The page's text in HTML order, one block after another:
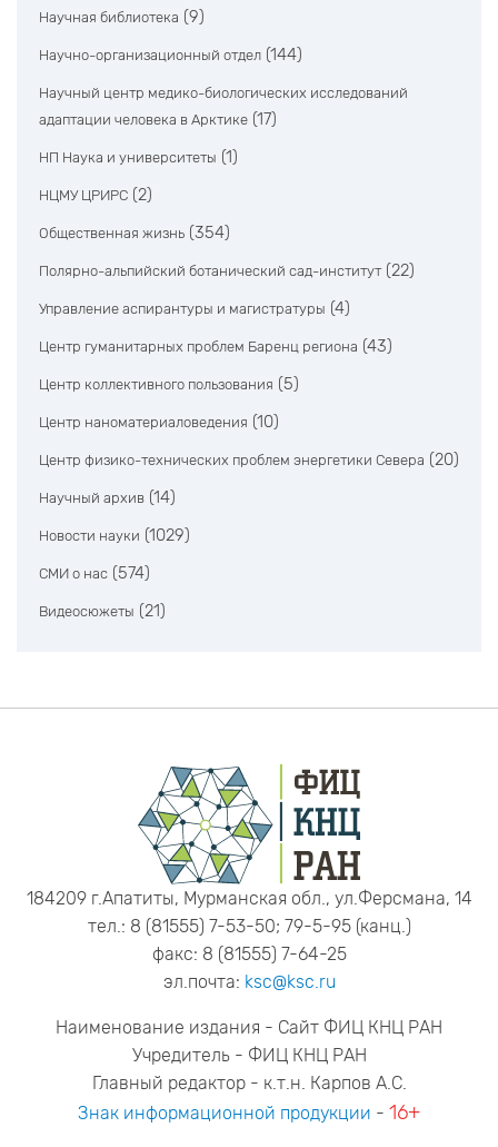
Научная библиотека (9)
Научно-организационный отдел (144)
Научный центр медико-биологических исследований
адаптации человека в Арктике (17)
НП Наука и университеты (1)
НЦМУ ЦРИРС (2)
Общественная жизнь (354)
Полярно-альпийский ботанический сад-институт (22)
Управление аспирантуры и магистратуры (4)
Центр гуманитарных проблем Баренц региона (43)
Центр коллективного пользования (5)
Центр наноматериаловедения (10)
Центр физико-технических проблем энергетики Севера (20)
Научный архив (14)
Новости науки (1029)
СМИ о нас (574)
Видеосюжеты (21)
184209 г.Апатиты, Мурманская обл., ул.Ферсмана, 14
тел.: 8 (81555) 7-53-50; 79-5-95 (канц.)
факс: 8 (81555) 7-64-25
эл.почта: ksc@ksc.ru
Наименование издания - Сайт ФИЦ КНЦ РАН
Учредитель - ФИЦ КНЦ РАН
Главный редактор - к.т.н. Карпов А.С.
Знак информационной продукции - 16+